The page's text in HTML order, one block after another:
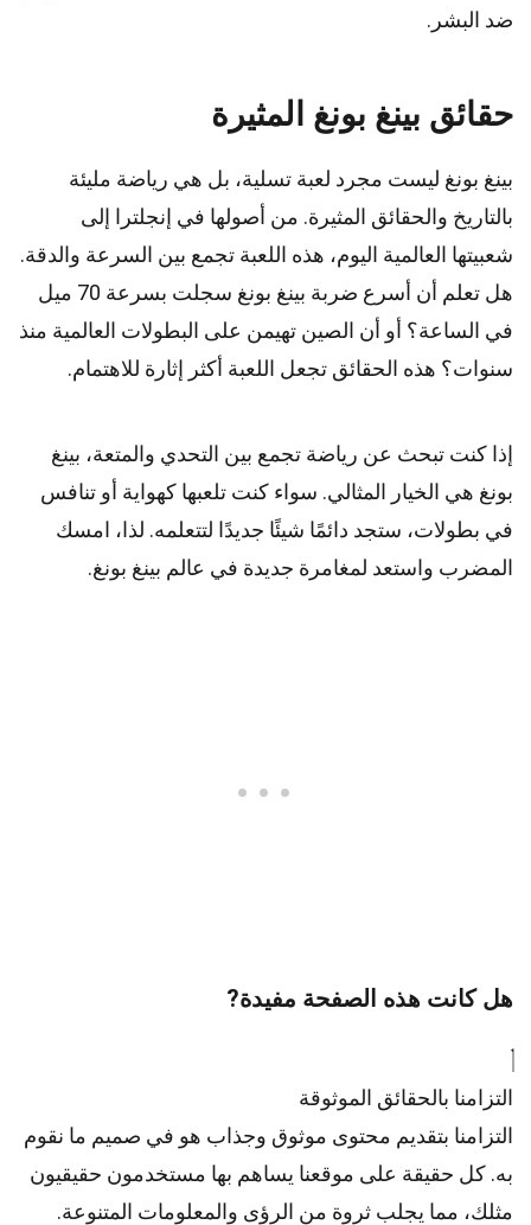
ضد البشر.
حقائق بينغ بونغ المثيرة
بينغ بونغ ليست مجرد لعبة تسلية، بل هي رياضة مليئة
بالتاريخ والحقائق المثيرة. من أصولها في إنجلترا إلى
شعبيتها العالمية اليوم، هذه اللعبة تجمع بين السرعة والدقة.
هل تعلم أن أسرع ضربة بينغ بونغ سجلت بسرعة 70 ميل
في الساعة؟ أو أن الصين تهيمن على البطولات العالمية منذ
سنوات؟ هذه الحقائق تجعل اللعبة أكثر إثارة للاهتمام.
إذا كنت تبحث عن رياضة تجمع بين التحدي والمتعة، بينغ
بونغ هي الخيار المثالي. سواء كنت تلعبها كهواية أو تنافس
في بطولات، ستجد دائمًا شيئًا جديدًا لتتعلمه. لذا، امسك
المضرب واستعد لمغامرة جديدة في عالم بينغ بونغ.
هل كانت هذه الصفحة مفيدة?
التزامنا بالحقائق الموثوقة
التزامنا بتقديم محتوى موثوق وجذاب هو في صميم ما نقوم
به. كل حقيقة على موقعنا يساهم بها مستخدمون حقيقيون
مثلك، مما يجلب ثروة من الرؤى والمعلومات المتنوعة.